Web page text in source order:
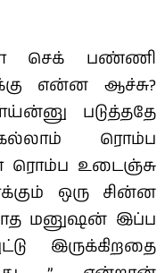
செக் பண்ணி
என்ன ஆச்சு?
படுத்ததே
ரொம்ப
ரொம்ப உடைஞ்சு
ஒரு சின்ன
மனுஷன் இப்ப
இருக்கிறதை